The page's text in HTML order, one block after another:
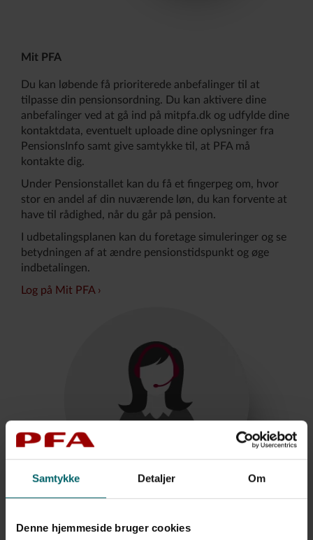
Samtykke Detaljer Om
Denne hjemmeside bruger cookies
Mit PFA
Du kan løbende få prioriterede anbefalinger til at
tilpasse din pensionsordning. Du kan aktivere dine
anbefalinger ved at gå ind på mitpfa.dk og udfylde dine
kontaktdata, eventuelt uploade dine oplysninger fra
PensionsInfo samt give samtykke til, at PFA må
kontakte dig.
Under Pensionstallet kan du få et fingerpeg om, hvor
stor en andel af din nuværende løn, du kan forvente at
have til rådighed, når du går på pension.
I udbetalingsplanen kan du foretage simuleringer og se
betydningen af at ændre pensionstidspunkt og øge
indbetalingen.
Log på Mit PFA